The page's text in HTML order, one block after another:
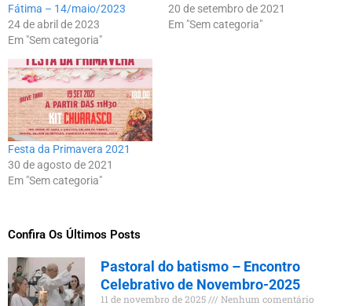
Fátima – 14/maio/2023
24 de abril de 2023
Em "Sem categoria"
20 de setembro de 2021
Em "Sem categoria"
Festa da Primavera 2021
30 de agosto de 2021
Em "Sem categoria"
Confira Os Últimos Posts
Pastoral do batismo – Encontro
Celebrativo de Novembro-2025
11 de novembro de 2025
Nenhum comentário